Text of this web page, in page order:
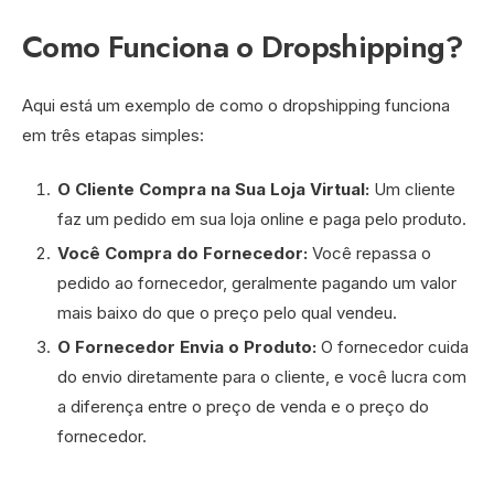
Como Funciona o Dropshipping?
Aqui está um exemplo de como o dropshipping funciona
em três etapas simples:
O Cliente Compra na Sua Loja Virtual: Um cliente
faz um pedido em sua loja online e paga pelo produto.
Você Compra do Fornecedor: Você repassa o
pedido ao fornecedor, geralmente pagando um valor
mais baixo do que o preço pelo qual vendeu.
O Fornecedor Envia o Produto: O fornecedor cuida
do envio diretamente para o cliente, e você lucra com
a diferença entre o preço de venda e o preço do
fornecedor.